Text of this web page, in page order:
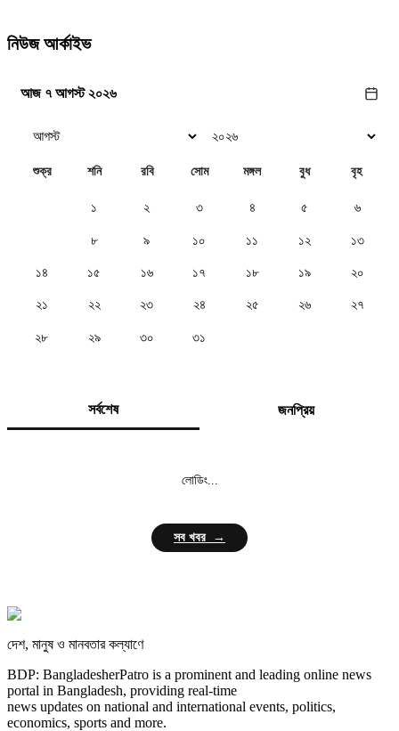
নিউজ আর্কাইভ
আজ ৭ আগস্ট ২০২৬
শুক্র শনি রবি সোম মঙ্গল বুধ বৃহ
১ ২ ৩ ৪ ৫ ৬
৮ ৯ ১০ ১১ ১২ ১৩
১৪ ১৫ ১৬ ১৭ ১৮ ১৯ ২০
২১ ২২ ২৩ ২৪ ২৫ ২৬ ২৭
২৮ ২৯ ৩০ ৩১
সর্বশেষ জনপ্রিয়
লোডিং...
সব খবর →
দেশ, মানুষ ও মানবতার কল্যাণে
BDP: BangladesherPatro is a prominent and leading online news
portal in Bangladesh, providing real-time
news updates on national and international events, politics,
economics, sports and more.